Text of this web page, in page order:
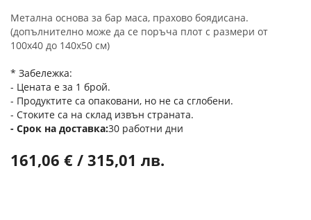
Метална основа за бар маса, прахово боядисана.
(допълнително може да се поръча плот с размери от
100х40 до 140х50 см)
* Забележка:
- Цената е за 1 брой.
- Продуктите са опаковани, но не са сглобени.
- Стоките са на склад извън страната.
Срок на доставка 30 работни дни
161,06 € / 315,01 лв.
със
снимки